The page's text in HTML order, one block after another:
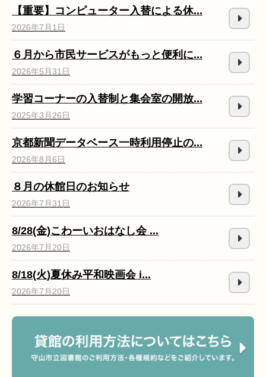
【重要】コンピューター入替による休...
2026年7月1日
６月から市民サービスがもっと便利に...
2026年5月31日
学習コーナーの入替制と集会室の開放...
2025年3月26日
京都新聞データベース一時利用停止の...
2026年8月6日
８月の休館日のお知らせ
2026年7月31日
8/28(金)こわーいおはなし会 ...
2026年7月20日
8/18(火)夏休み平和映画会 i...
2026年7月20日